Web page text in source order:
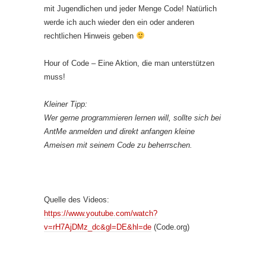
mit Jugendlichen und jeder Menge Code! Natürlich
werde ich auch wieder den ein oder anderen
rechtlichen Hinweis geben
Hour of Code – Eine Aktion, die man unterstützen
muss!
Kleiner Tipp:
Wer gerne programmieren lernen will, sollte sich bei
AntMe anmelden und direkt anfangen kleine
Ameisen mit seinem Code zu beherrschen.
Quelle des Videos:
https://www.youtube.com/watch?
v=rH7AjDMz_dc&gl=DE&hl=de (Code.org)